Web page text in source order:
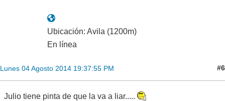
Ubicación: Avila (1200m)
En línea
Lunes 04 Agosto 2014 19:37:55 PM #6
Julio tiene pinta de que la va a liar.....